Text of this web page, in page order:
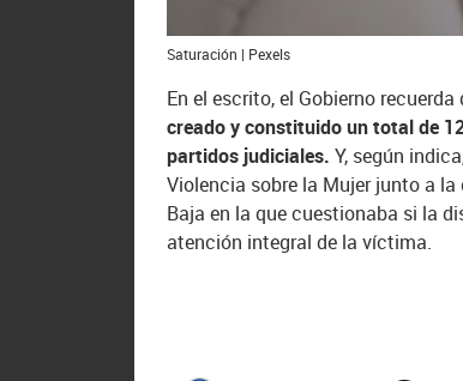
Saturación | Pexels
En el escrito, el Gobierno
creado y constituido un total de
partidos judiciales. Y, según
Violencia sobre la Mujer junto a
Baja en la que cuestionaba si la
atención integral de la víctima.